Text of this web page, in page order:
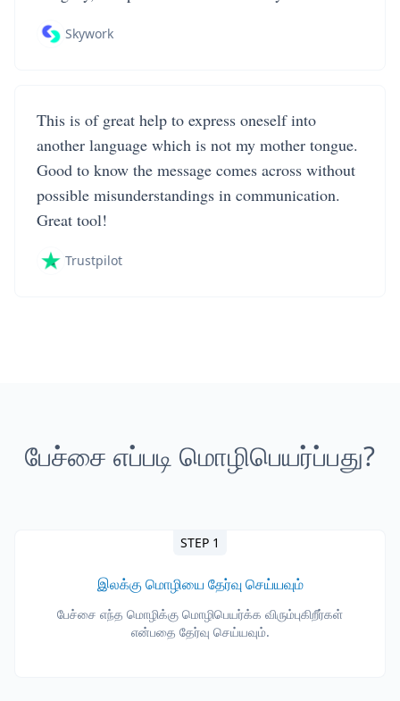
Skywork
This is of great help to express oneself into
another language which is not my mother tongue.
Good to know the message comes across without
possible misunderstandings in communication.
Great tool!
Trustpilot
பேச்சை எப்படி மொழிபெயர்ப்பது?
STEP 1
இலக்கு மொழியை தேர்வு செய்யவும்
பேச்சை எந்த மொழிக்கு மொழிபெயர்க்க விரும்புகிறீர்கள்
என்பதை தேர்வு செய்யவும்.